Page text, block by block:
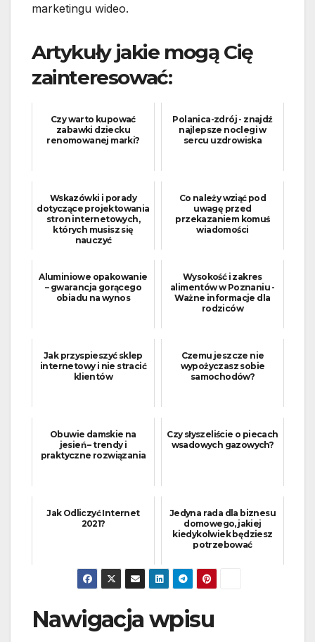
marketingu wideo.
Artykuły jakie mogą Cię
zainteresować:
Czy warto kupować
zabawki dziecku
renomowanej marki?
Polanica-zdrój - znajdź
najlepsze noclegi w
sercu uzdrowiska
Wskazówki i porady
dotyczące projektowania
stron internetowych,
których musisz się
nauczyć
Co należy wziąć pod
uwagę przed
przekazaniem komuś
wiadomości
Aluminiowe opakowanie
– gwarancja gorącego
obiadu na wynos
Wysokość i zakres
alimentów w Poznaniu -
Ważne informacje dla
rodziców
Jak przyspieszyć sklep
internetowy i nie stracić
klientów
Czemu jeszcze nie
wypożyczasz sobie
samochodów?
Obuwie damskie na
jesień – trendy i
praktyczne rozwiązania
Czy słyszeliście o piecach
wsadowych gazowych?
Jak Odliczyć Internet
2021?
Jedyna rada dla biznesu
domowego, jakiej
kiedykolwiek będziesz
potrzebować
Nawigacja wpisu